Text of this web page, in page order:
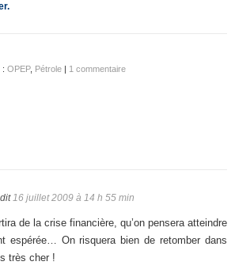
: OPEP, Pétrole 1 commentaire
dit 16 juillet 2009 à 14 h 55 min
de la crise financière, qu’on pensera atteindre
espérée… On risquera bien de retomber dans
très cher !